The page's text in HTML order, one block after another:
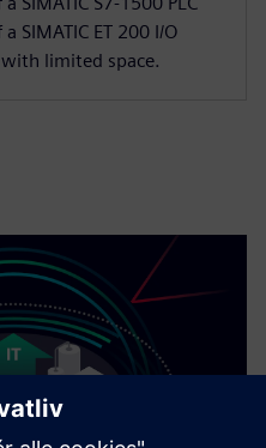
SIMATIC ET 200 I/O
limited space.